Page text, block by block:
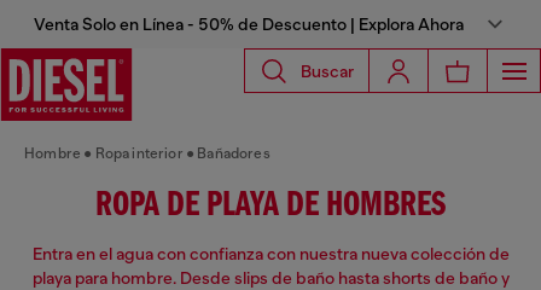
Venta Solo en Línea - 50% de Descuento | Explora Ahora
Buscar
Hombre Ropa interior Bañadores
ROPA DE PLAYA DE HOMBRES
Entra en el agua con confianza con nuestra nueva colección de
playa para hombre. Desde slips de baño hasta shorts de baño y